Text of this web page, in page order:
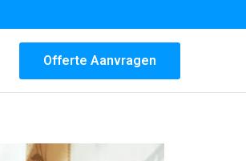
Offerte Aanvragen